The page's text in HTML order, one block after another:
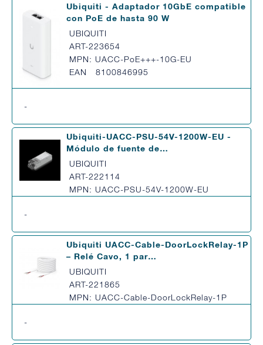
Ubiquiti - Adaptador 10GbE compatible
con PoE de hasta 90 W
UBIQUITI
ART-223654
MPN: UACC-PoE+++-10G-EU
EAN 8100846995
-
Ubiquiti-UACC-PSU-54V-1200W-EU -
Módulo de fuente de…
UBIQUITI
ART-222114
MPN: UACC-PSU-54V-1200W-EU
-
Ubiquiti UACC-Cable-DoorLockRelay-1P
– Relé Cavo, 1 par…
UBIQUITI
ART-221865
MPN: UACC-Cable-DoorLockRelay-1P
-